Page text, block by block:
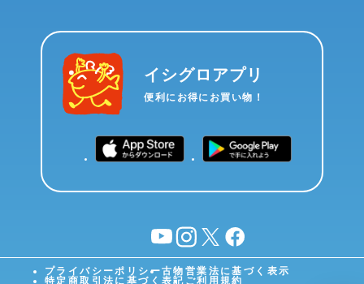
イシグロアプリ
便利にお得にお買い物！
YouTubeinstagram
X facebook
プライバシーポリシー古物営業法に基づく表示
特定商取引法に基づく表記 ご利用規約